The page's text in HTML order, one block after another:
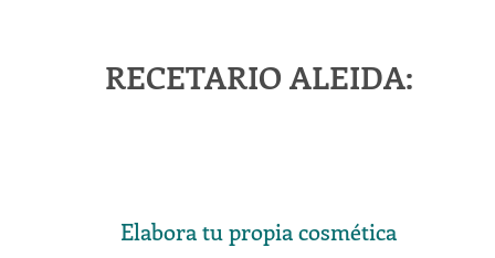
RECETARIO ALEIDA:
Elabora tu propia cosmética